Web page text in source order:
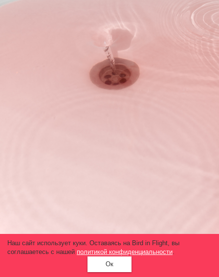
Наш сайт использует куки. Оставаясь на Bird in Flight, вы
соглашаетесь с нашей политикой конфиденциальности.
Ок